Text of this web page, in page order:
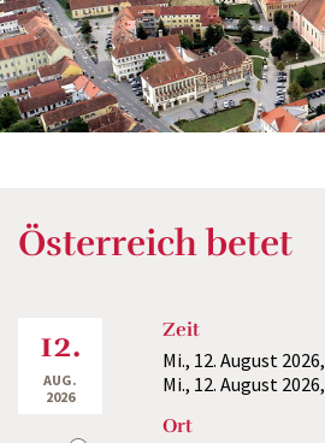
Österreich betet
12.
AUG.
2026
Zeit
Mi., 12. August 2026,
Mi., 12. August 2026,
Ort